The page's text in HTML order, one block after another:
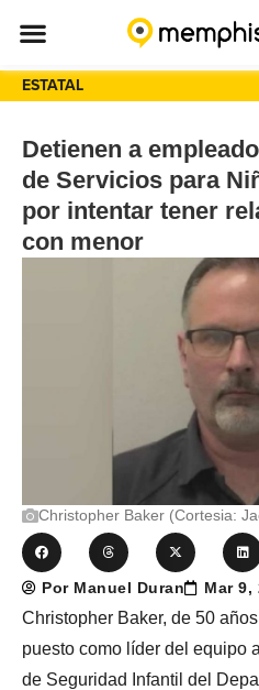
ESTATAL
Detienen a
de Servicios para
por intentar tener
con menor
Christopher Baker (Cortesia:
Por Manuel Duran Mar 9,
Christopher Baker, de 50
puesto como líder del equipo
de Seguridad Infantil del